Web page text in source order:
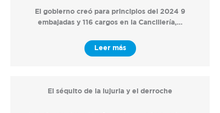
El gobierno creó para principios del 2024 9
embajadas y 116 cargos en la Cancillería,…
Leer más
El séquito de la lujuria y el derroche